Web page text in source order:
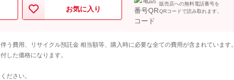
お気に入り
販売店への無料電話番号を
QRコードで読み取れます。
費用、リサイクル預託金 相当額等、購入時に必要な全ての費用が含まれています。
した価格になります。
ださい。